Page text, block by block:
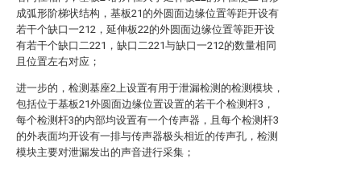
成弧形阶梯状结构，基板21的外圆面边缘位置等距开设有
若干个缺口一212，延伸板22的外圆面边缘位置等距开设
有若干个缺口二221，缺口二221与缺口一212的数量相同
且位置左右对应；
进一步的，检测基座2上设置有用于泄漏检测的检测模块，
包括位于基板21外圆面边缘位置设置的若干个检测杆3，
每个检测杆3的内部均设置有一个传声器，且每个检测杆3
的外表面均开设有一排与传声器极头相近的传声孔，检测
模块主要对泄漏发出的声音进行采集；